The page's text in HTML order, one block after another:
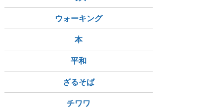
ウォーキング
本
平和
ざるそば
チワワ